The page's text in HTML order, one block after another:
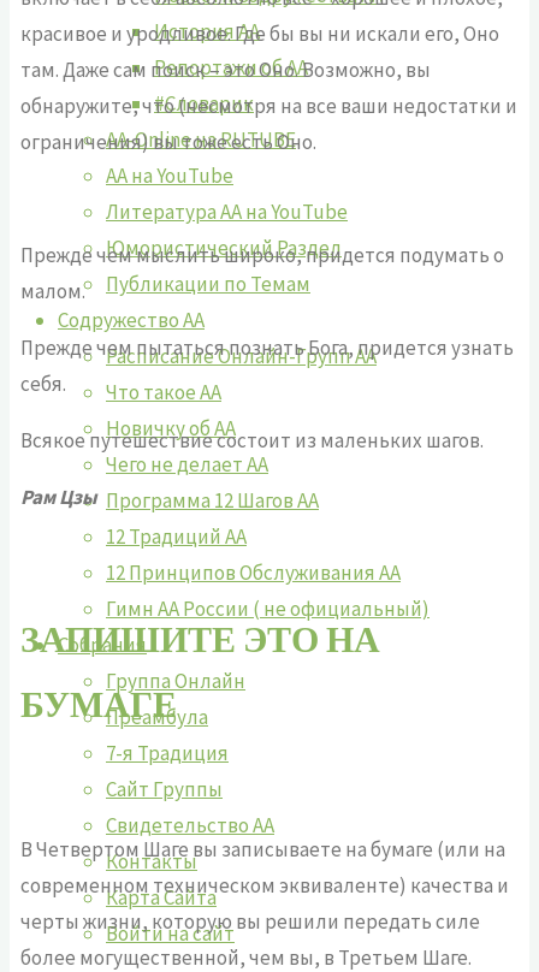
История АА
Репортажи об АА
#Словарик
AA-Online на RUTUBE
АA на YouTube
Литература АА на YouTube
Юмористический Раздел
Публикации по Темам
Содружество АА
Расписание Онлайн-Групп АА
Что такое АА
Новичку об АА
Чего не делает АА
Программа 12 Шагов АА
12 Традиций АА
12 Принципов Обслуживания АА
Гимн АА России ( не официальный)
Собрания
Группа Онлайн
Преамбула
7-я Традиция
Сайт Группы
Свидетельство АА
Контакты
Карта Сайта
Войти на сайт
красивое и уродливое. Где бы вы ни искали его, Оно
там. Даже сам поиск – это Оно. Возможно, вы
обнаружите, что (несмотря на все ваши недостатки и
ограничения) вы тоже есть Оно.
Прежде чем мыслить широко, придется подумать о
малом.
Прежде чем пытаться познать Бога, придется узнать
себя.
Всякое путешествие состоит из маленьких шагов.
Рам Цзы
ЗАПИШИТЕ ЭТО НА
БУМАГЕ
В Четвертом Шаге вы записываете на бумаге (или на
современном техническом эквиваленте) качества и
черты жизни, которую вы решили передать силе
более могущественной, чем вы, в Третьем Шаге.